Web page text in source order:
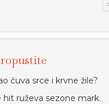
čuva srce i krvne žile?
hit ruževa sezone mark.